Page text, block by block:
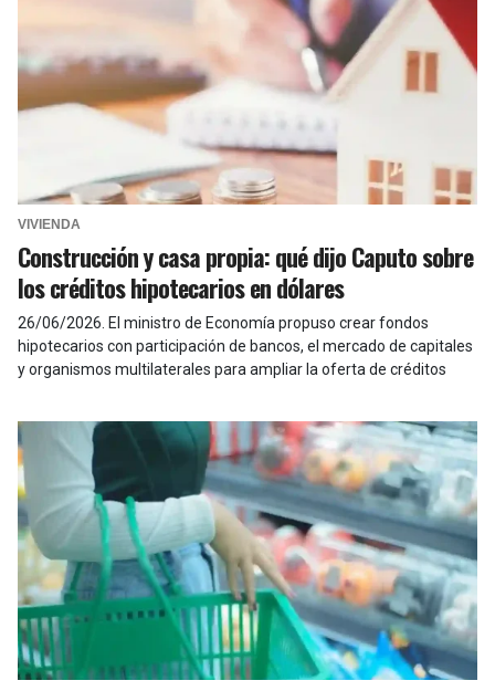
VIVIENDA
Construcción y casa propia: qué dijo Caputo sobre
los créditos hipotecarios en dólares
26/06/2026 El ministro de Economía propuso crear fondos
hipotecarios con participación de bancos, el mercado de capitales
y organismos multilaterales para ampliar la oferta de créditos